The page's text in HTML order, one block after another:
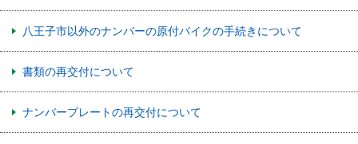
八王子市以外のナンバーの原付バイクの手続きについて
書類の再交付について
ナンバープレートの再交付について